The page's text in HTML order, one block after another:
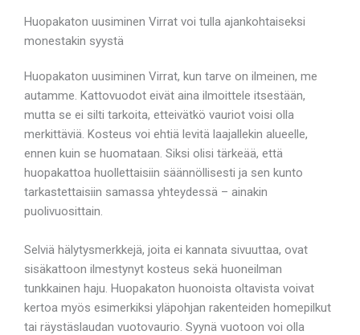
Huopakaton uusiminen Virrat voi tulla ajankohtaiseksi
monestakin syystä
Huopakaton uusiminen Virrat, kun tarve on ilmeinen, me
autamme. Kattovuodot eivät aina ilmoittele itsestään,
mutta se ei silti tarkoita, etteivätkö vauriot voisi olla
merkittäviä. Kosteus voi ehtiä levitä laajallekin alueelle,
ennen kuin se huomataan. Siksi olisi tärkeää, että
huopakattoa huollettaisiin säännöllisesti ja sen kunto
tarkastettaisiin samassa yhteydessä – ainakin
puolivuosittain.
Selviä hälytysmerkkejä, joita ei kannata sivuuttaa, ovat
sisäkattoon ilmestynyt kosteus sekä huoneilman
tunkkainen haju. Huopakaton huonoista oltavista voivat
kertoa myös esimerkiksi yläpohjan rakenteiden homepilkut
tai räystäslaudan vuotovaurio. Syynä vuotoon voi olla